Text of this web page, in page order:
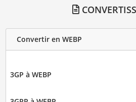
Convertir en WEBP
3GP à WEBP